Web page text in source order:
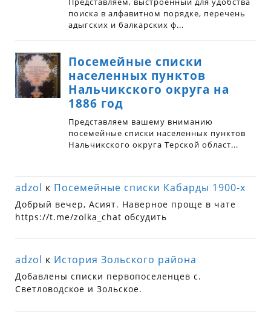
adzol к Посемейные списки Кабарды 1900-х
Добрый вечер, Асият. Наверное проще в чате
https://t.me/zolka_chat обсудить
adzol к История Зольского района
Добавлены списки первопоселенцев с.
Светловодское и Зольское.